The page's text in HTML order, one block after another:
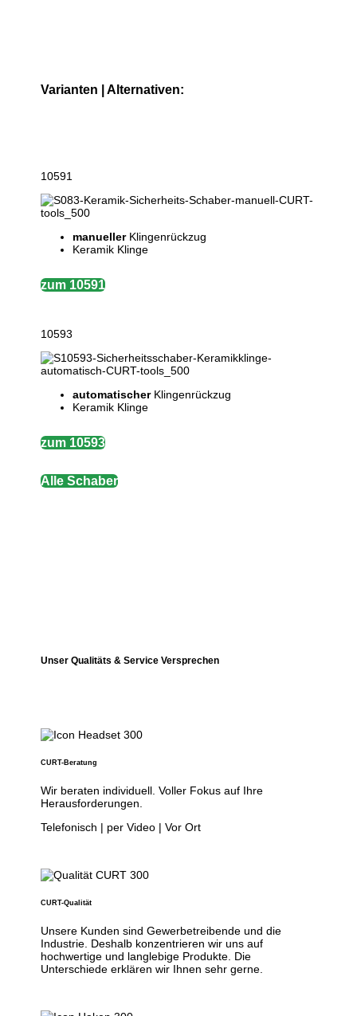
Varianten | Alternativen:
10591
manuellerKlingenrückzug
Keramik Klinge
zum 10591
10593
automatischerKlingenrückzug
Keramik Klinge
zum 10593
Alle Schaber
Unser Qualitäts & Service Versprechen
CURT-Beratung
Wir beraten individuell. Voller Fokus auf Ihre
Herausforderungen.
Telefonisch | per Video | Vor Ort
CURT-Qualität
Unsere Kunden sind Gewerbetreibende und die
Industrie. Deshalb konzentrieren wir uns auf
hochwertige und langlebige Produkte. Die
Unterschiede erklären wir Ihnen sehr gerne.